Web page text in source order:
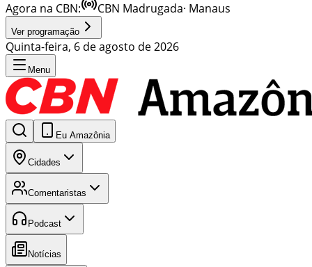
Agora na CBN:
CBN Madrugada· Manaus
Ver programação
Quinta-feira, 6 de agosto de 2026
Menu
Eu Amazônia
Cidades
Comentaristas
Podcast
Notícias